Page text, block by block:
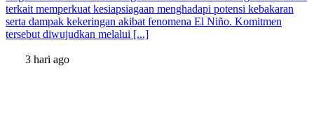
terkait memperkuat kesiapsiagaan menghadapi potensi kebakaran
serta dampak kekeringan akibat fenomena El Niño. Komitmen
tersebut diwujudkan melalui [...]
3 hari ago